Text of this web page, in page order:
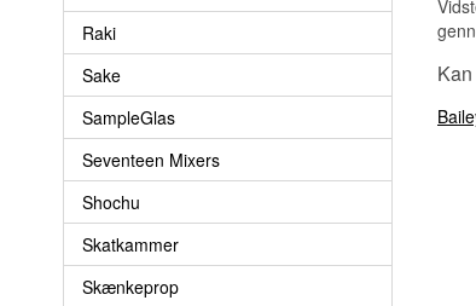
Raki
Sake
SampleGlas
Seventeen Mixers
Shochu
Skatkammer
Skænkeprop